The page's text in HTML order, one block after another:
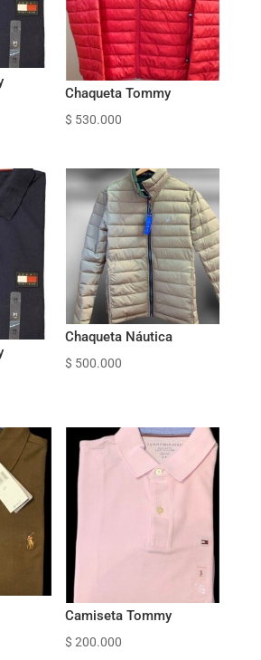
Chaqueta Tommy
$ 530.000
Chaqueta Náutica
$ 500.000
Camiseta Tommy
$ 200.000